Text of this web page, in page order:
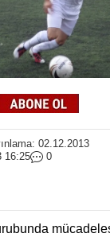
02.12.2013
16:25
0